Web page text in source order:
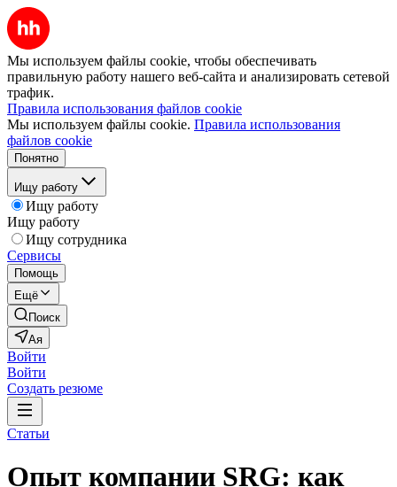
Мы используем файлы cookie, чтобы обеспечивать
правильную работу нашего веб-сайта и анализировать сетевой
трафик.
Правила использования файлов cookie
Мы используем файлы cookie. Правила использования
файлов cookie
Понятно
Ищу работу
Ищу работу
Ищу работу
Ищу сотрудника
Сервисы
Помощь
Ещё
Поиск
Ая
Войти
Войти
Создать резюме
Статьи
Опыт компании SRG: как